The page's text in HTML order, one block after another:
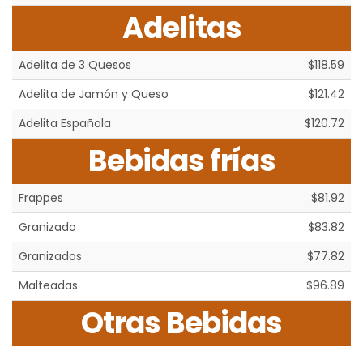
Adelitas
Adelita de 3 Quesos
$118.59
Adelita de Jamón y Queso
$121.42
Adelita Española
$120.72
Bebidas frías
Frappes
$81.92
Granizado
$83.82
Granizados
$77.82
Malteadas
$96.89
Otras Bebidas